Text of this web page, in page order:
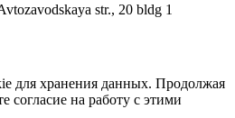
str., 20 bldg 1
для хранения данных. Продолжая
согласие на работу с этими